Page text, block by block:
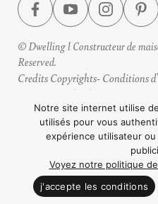
CONTACTEZ NOUS
© Dwelling l Constructeur de
Reserved.
Credits Copyrights Conditions
Protection des données
Notre site internet utilise
utilisés pour vous
expérience utilisateur
Voyez notre politique
j'accepte les conditions